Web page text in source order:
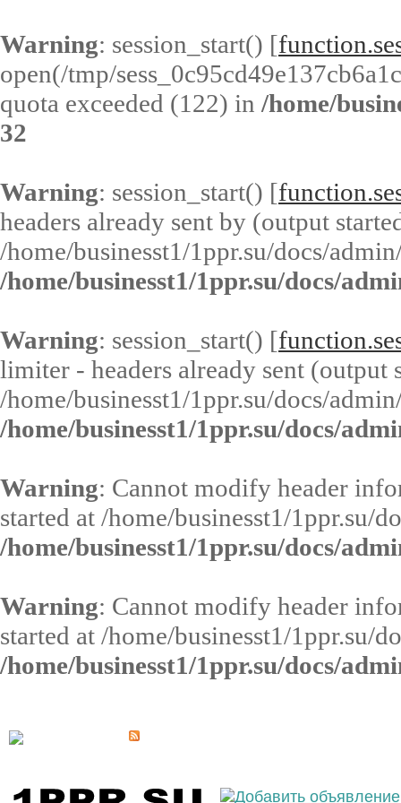
Warning: session_start() [
open(/tmp/
quota exceeded (122) in /home/
32
Warning: session_start() [
headers already sent by (output
/home/businesst1/1ppr.su/docs/
/home/businesst1/1ppr.su/docs/
Warning: session_start() [
limiter - headers already sent (output
/home/businesst1/1ppr.su/docs/
/home/businesst1/1ppr.su/docs/
Warning: Cannot modify header
started at /home/businesst1/1ppr.su/
/home/businesst1/1ppr.su/docs/
Warning: Cannot modify header
started at /home/businesst1/1ppr.su/
/home/businesst1/1ppr.su/docs/